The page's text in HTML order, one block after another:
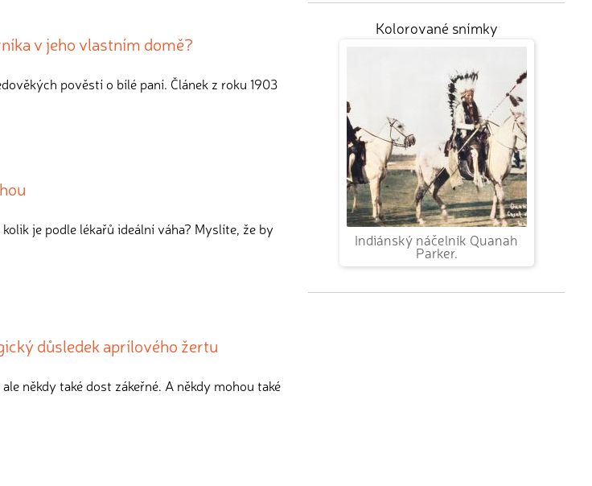
v jeho vlastním domě?
pověstí o bílé paní. Článek z roku 1903
je podle lékařů ideální váha? Myslíte, že by
důsledek aprílového žertu
někdy také dost zákeřné. A někdy mohou také
Kolorované snímky
Indiánský náčelník Quanah
Parker.